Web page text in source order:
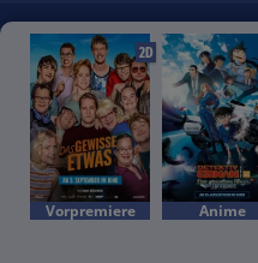
2D
Vorpremiere Anime